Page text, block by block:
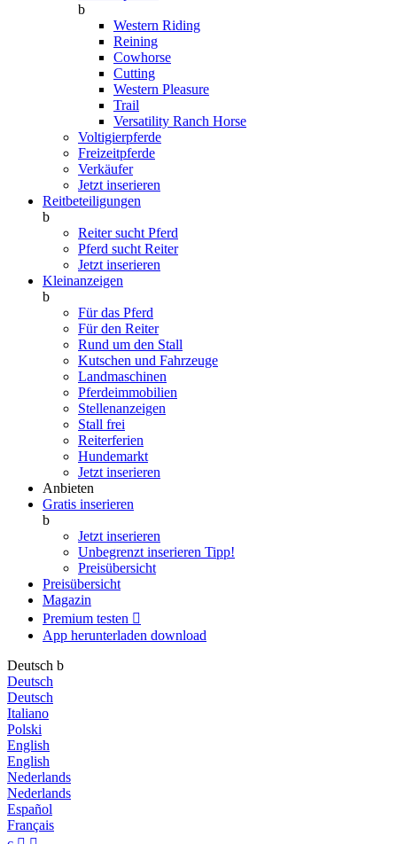
b
Western Riding
Reining
Cowhorse
Cutting
Western Pleasure
Trail
Versatility Ranch Horse
Voltigierpferde
Freizeitpferde
Verkäufer
Jetzt inserieren
Reitbeteiligungen
b
Reiter sucht Pferd
Pferd sucht Reiter
Jetzt inserieren
Kleinanzeigen
b
Für das Pferd
Für den Reiter
Rund um den Stall
Kutschen und Fahrzeuge
Landmaschinen
Pferdeimmobilien
Stellenanzeigen
Stall frei
Reiterferien
Hundemarkt
Jetzt inserieren
Anbieten
Gratis inserieren
b
Jetzt inserieren
Unbegrenzt inserieren Tipp!
Preisübersicht
Preisübersicht
Magazin
Premium testen 
App herunterladen download
Deutsch b
Deutsch
Deutsch
Italiano
Polski
English
English
Nederlands
Nederlands
Español
Français